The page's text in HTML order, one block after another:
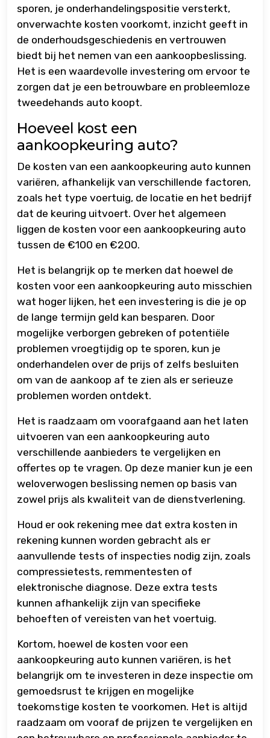
sporen, je onderhandelingspositie versterkt,
onverwachte kosten voorkomt, inzicht geeft in
de onderhoudsgeschiedenis en vertrouwen
biedt bij het nemen van een aankoopbeslissing.
Het is een waardevolle investering om ervoor te
zorgen dat je een betrouwbare en probleemloze
tweedehands auto koopt.
Hoeveel kost een
aankoopkeuring auto?
De kosten van een aankoopkeuring auto kunnen
variëren, afhankelijk van verschillende factoren,
zoals het type voertuig, de locatie en het bedrijf
dat de keuring uitvoert. Over het algemeen
liggen de kosten voor een aankoopkeuring auto
tussen de €100 en €200.
Het is belangrijk op te merken dat hoewel de
kosten voor een aankoopkeuring auto misschien
wat hoger lijken, het een investering is die je op
de lange termijn geld kan besparen. Door
mogelijke verborgen gebreken of potentiële
problemen vroegtijdig op te sporen, kun je
onderhandelen over de prijs of zelfs besluiten
om van de aankoop af te zien als er serieuze
problemen worden ontdekt.
Het is raadzaam om voorafgaand aan het laten
uitvoeren van een aankoopkeuring auto
verschillende aanbieders te vergelijken en
offertes op te vragen. Op deze manier kun je een
weloverwogen beslissing nemen op basis van
zowel prijs als kwaliteit van de dienstverlening.
Houd er ook rekening mee dat extra kosten in
rekening kunnen worden gebracht als er
aanvullende tests of inspecties nodig zijn, zoals
compressietests, remmentesten of
elektronische diagnose. Deze extra tests
kunnen afhankelijk zijn van specifieke
behoeften of vereisten van het voertuig.
Kortom, hoewel de kosten voor een
aankoopkeuring auto kunnen variëren, is het
belangrijk om te investeren in deze inspectie om
gemoedsrust te krijgen en mogelijke
toekomstige kosten te voorkomen. Het is altijd
raadzaam om vooraf de prijzen te vergelijken en